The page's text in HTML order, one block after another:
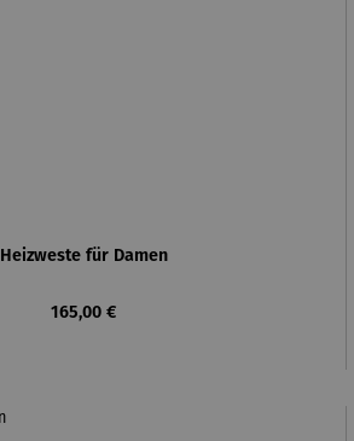
Heizweste für Damen
Regulärer Preis:
165,00 €